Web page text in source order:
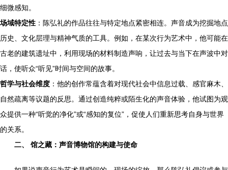
细微感知。
场域特定性 ：陈弘礼的作品往往与特定地点紧密相连。声音成为挖掘地点
历史、文化层理与精神气质的工具。例如，在某次行为艺术中，他可能在
古老的建筑遗址中，利用现场的材料制造声响，让过去与当下在声波中对
话，使听众“听见”时间与空间的故事。
哲学与社会维度 ：他的创作常蕴含着对现代社会中信息过载、感官麻木、
自然疏离等议题的反思。通过创造纯粹或陌生化的声音体验，他试图为观
众提供一种“听觉的净化”或“感知的复位”，促使人们重新思考自身与世界
的关系。
二、 馆之藏：声音博物馆的构建与使命